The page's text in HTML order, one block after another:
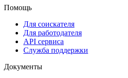
Помощь
Для соискателя
Для работодателя
API сервиса
Служба поддержки
Документы